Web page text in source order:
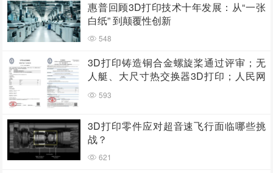
惠普回顾3D打印技术十年发展：从“一张
白纸” 到颠覆性创新
548
3D打印铸造铜合金螺旋桨通过评审；无
人艇、大尺寸热交换器3D打印；人民网
报道两家3D打印企业
593
3D打印零件应对超音速飞行面临哪些挑
战？
621